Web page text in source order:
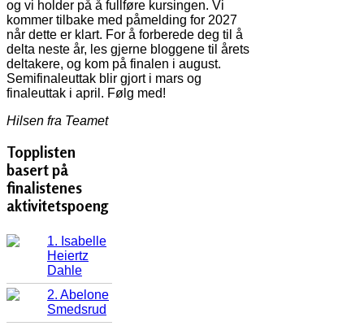
og vi holder på å fullføre kursingen. Vi
kommer tilbake med påmelding for 2027
når dette er klart. For å forberede deg til å
delta neste år, les gjerne bloggene til årets
deltakere, og kom på finalen i august.
Semifinaleuttak blir gjort i mars og
finaleuttak i april. Følg med!
Hilsen fra Teamet
Topplisten
basert på
finalistenes
aktivitetspoeng
1. Isabelle
Heiertz
Dahle
2. Abelone
Smedsrud